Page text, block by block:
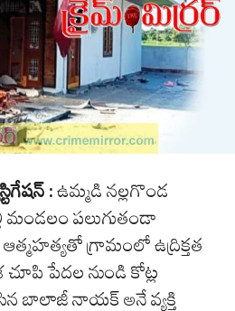
: ఉమ్మడి నల్లగొండ
మండలం పలుగుతండా
గ్రామంలో ఉద్రిక్తత
చూపి పేదల నుండి కోట్ల
బాలాజీ నాయక్ అనే వ్యక్తి